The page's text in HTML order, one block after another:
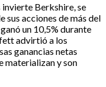
invierte Berkshire, se
sus acciones de más del
un 10,5% durante
advirtió a los
ganancias netas
materializan y son